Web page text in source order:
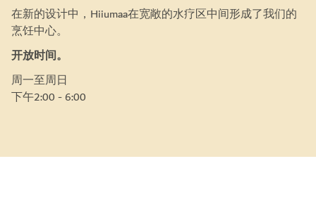
在新的设计中，Hiiumaa在宽敞的水疗区中间形成了我们的
烹饪中心。
开放时间。
周一至周日
下午2:00 - 6:00